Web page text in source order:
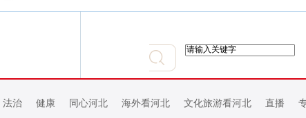
法治 健康 同心河北 海外看河北 文化旅游看河北 直播